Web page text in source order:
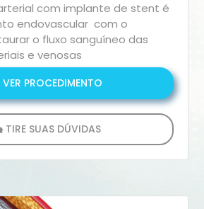
com implante de stent é
endovascular com o
o fluxo sanguíneo das
e venosas
VER PROCEDIMENTO
TIRE SUAS DÚVIDAS